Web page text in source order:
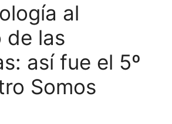
al
de las
así fue el 5º
Somos